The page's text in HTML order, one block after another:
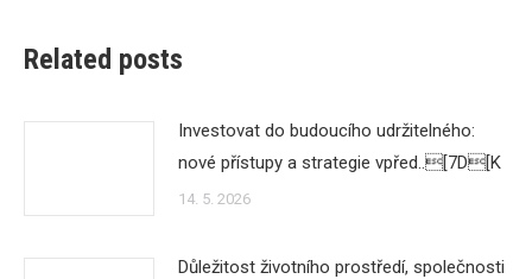
Related posts
Investovat do budoucího udržitelného:
nové přístupy a strategie vpřed..[7D[K
14. 5. 2026
Důležitost životního prostředí, společnosti